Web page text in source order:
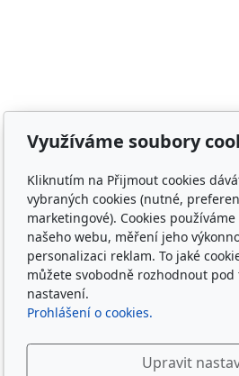
Irish Cob the Czech
IČ
Bankovní spojení:
Kontakt
Plemenná
Využíváme soubory
Kliknutím na Přijmout cookies
vybraných cookies (nutné,
marketingové). Cookies
našeho webu, měření jeho
personalizaci reklam. To jaké
můžete svobodně rozhodnout
nastavení.
Prohlášení o cookies.
Upravit